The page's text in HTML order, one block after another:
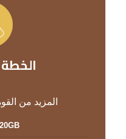
المزيد من
20GB